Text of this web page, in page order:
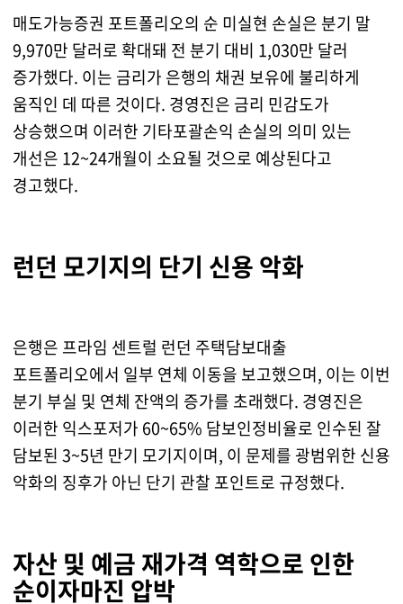
매도가능증권 포트폴리오의 순 미실현 손실은 분기 말
9,970만 달러로 확대돼 전 분기 대비 1,030만 달러
증가했다. 이는 금리가 은행의 채권 보유에 불리하게
움직인 데 따른 것이다. 경영진은 금리 민감도가
상승했으며 이러한 기타포괄손익 손실의 의미 있는
개선은 12~24개월이 소요될 것으로 예상된다고
경고했다.
런던 모기지의 단기 신용 악화
은행은 프라임 센트럴 런던 주택담보대출
포트폴리오에서 일부 연체 이동을 보고했으며, 이는 이번
분기 부실 및 연체 잔액의 증가를 초래했다. 경영진은
이러한 익스포저가 60~65% 담보인정비율로 인수된 잘
담보된 3~5년 만기 모기지이며, 이 문제를 광범위한 신용
악화의 징후가 아닌 단기 관찰 포인트로 규정했다.
자산 및 예금 재가격 역학으로 인한
순이자마진 압박